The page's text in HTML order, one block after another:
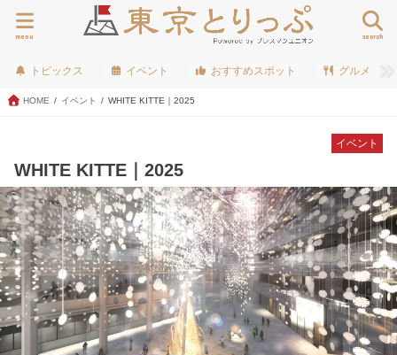
search
menu
トピックス イベント おすすめスポット グルメ
HOME イベント WHITE KITTE｜2025
イベント
WHITE KITTE｜2025